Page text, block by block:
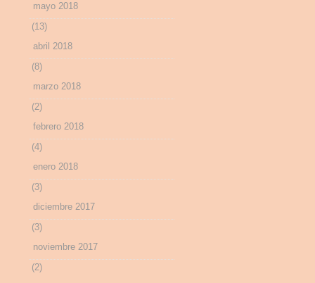
mayo 2018
(13)
abril 2018
(8)
marzo 2018
(2)
febrero 2018
(4)
enero 2018
(3)
diciembre 2017
(3)
noviembre 2017
(2)